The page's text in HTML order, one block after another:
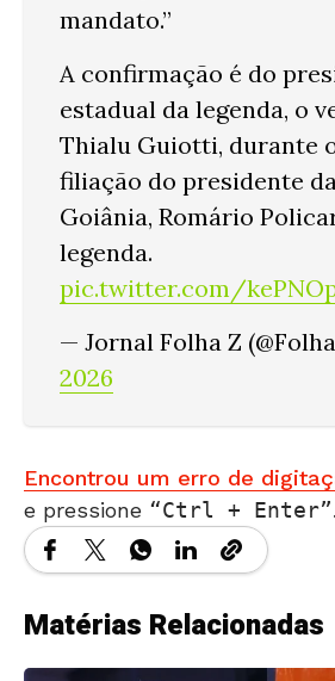
mandato.”
A confirmação é do
estadual da legenda, o
Thialu Guiotti, durante
filiação do presidente
Goiânia, Romário
legenda.
pic.twitter.com/
— Jornal Folha Z
2026
Encontrou um erro de
e pressione
Ctrl + Enter .
Matérias Relacionadas